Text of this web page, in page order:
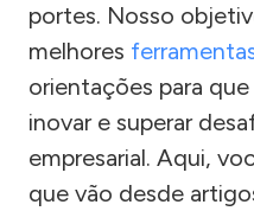
portes. Nosso
melhores
orientações para
inovar e superar
empresarial. Aqui,
que vão desde